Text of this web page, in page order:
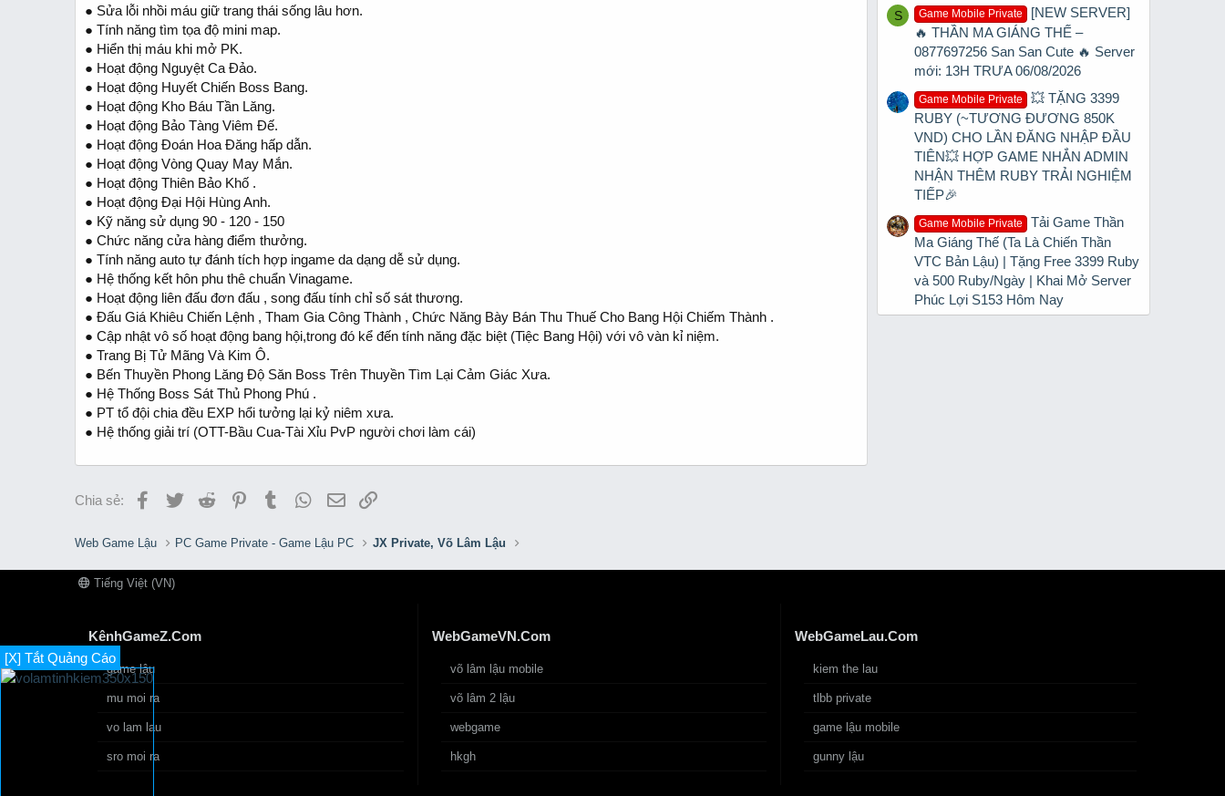
● Sửa lỗi nhồi máu giữ trang thái sống lâu hơn.
● Tính năng tìm tọa độ mini map.
● Hiển thị máu khi mở PK.
● Hoạt động Nguyệt Ca Đảo.
● Hoạt động Huyết Chiến Boss Bang.
● Hoạt động Kho Báu Tần Lăng.
● Hoạt động Bảo Tàng Viêm Đế.
● Hoạt động Đoán Hoa Đăng hấp dẫn.
● Hoạt động Vòng Quay May Mắn.
● Hoạt động Thiên Bảo Khố .
● Hoạt động Đại Hội Hùng Anh.
● Kỹ năng sử dụng 90 - 120 - 150
● Chức năng cửa hàng điểm thưởng.
● Tính năng auto tự đánh tích hợp ingame da dạng dễ sử dụng.
● Hệ thống kết hôn phu thê chuẩn Vinagame.
● Hoạt động liên đấu đơn đấu , song đấu tính chỉ số sát thương.
● Đấu Giá Khiêu Chiến Lệnh , Tham Gia Công Thành , Chức Năng Bày Bán Thu Thuế Cho Bang Hội Chiếm Thành .
● Cập nhật vô số hoạt động bang hội,trong đó kể đến tính năng đặc biệt (Tiệc Bang Hội) với vô vàn kỉ niệm.
● Trang Bị Tử Mãng Và Kim Ô.
● Bến Thuyền Phong Lăng Độ Săn Boss Trên Thuyền Tìm Lại Cảm Giác Xưa.
● Hệ Thống Boss Sát Thủ Phong Phú .
● PT tổ đội chia đều EXP hổi tưởng lại kỷ niêm xưa.
● Hệ thống giải trí (OTT-Bầu Cua-Tài Xỉu PvP người chơi làm cái)
Chia sẻ: Facebook
TwitterReddit PinterestTumblr WhatsApp
EmailLink
[X] Tắt Quảng Cáo
S Game Mobile Private
[NEW SERVER]
🔥 THẦN MA GIÁNG THẾ –
0877697256 San San Cute 🔥 Server
mới: 13H TRƯA 06/08/2026
Game Mobile Private
💥 TẶNG 3399
RUBY (~TƯƠNG ĐƯƠNG 850K
VND) CHO LẦN ĐĂNG NHẬP ĐẦU
TIÊN💥 HỢP GAME NHẮN ADMIN
NHẬN THÊM RUBY TRẢI NGHIỆM
TIẾP🎉
Game Mobile Private
Tải Game Thần
Ma Giáng Thế (Ta Là Chiến Thần
VTC Bản Lậu) | Tặng Free 3399 Ruby
và 500 Ruby/Ngày | Khai Mở Server
Phúc Lợi S153 Hôm Nay
Web Game Lậu PC Game Private - Game Lậu PC JX Private, Võ Lâm Lậu
Tiếng Việt (VN)
KênhGameZ.Com
game lậu
mu moi ra
vo lam lau
sro moi ra
WebGameVN.Com
võ lâm lậu mobile
võ lâm 2 lậu
webgame
hkgh
WebGameLau.Com
kiem the lau
tlbb private
game lậu mobile
gunny lậu